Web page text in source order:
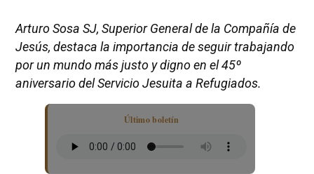
Arturo Sosa SJ, Superior General de la Compañía de
Jesús, destaca la importancia de seguir trabajando
por un mundo más justo y digno en el 45º
aniversario del Servicio Jesuita a Refugiados.
Último boletín